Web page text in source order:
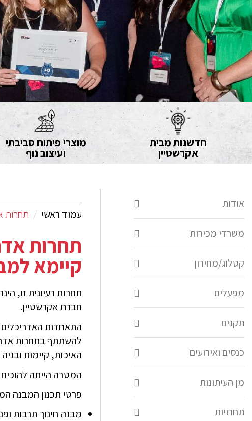
חדשנות מבית
אקרשטיין
מוצרי פיתוח סביבתי
ועיצוב נוף
אודות
משרדי מכירות
קטלוג/מחירון
מפעלים
תקנים
כנסים ואירועים
מן העיתונות
תחרויות
עמוד ראשי תחרות
תחרות
קיימא
תחרות רעיונית זו,
חברת אקרשטיין.
התאחדות האדריכלים
להשתתף בתחרות
האיכות, קיימות
המטרה הייתה להוכיח
פרטי תכנון המבנה
מבנה חינוך תרבות